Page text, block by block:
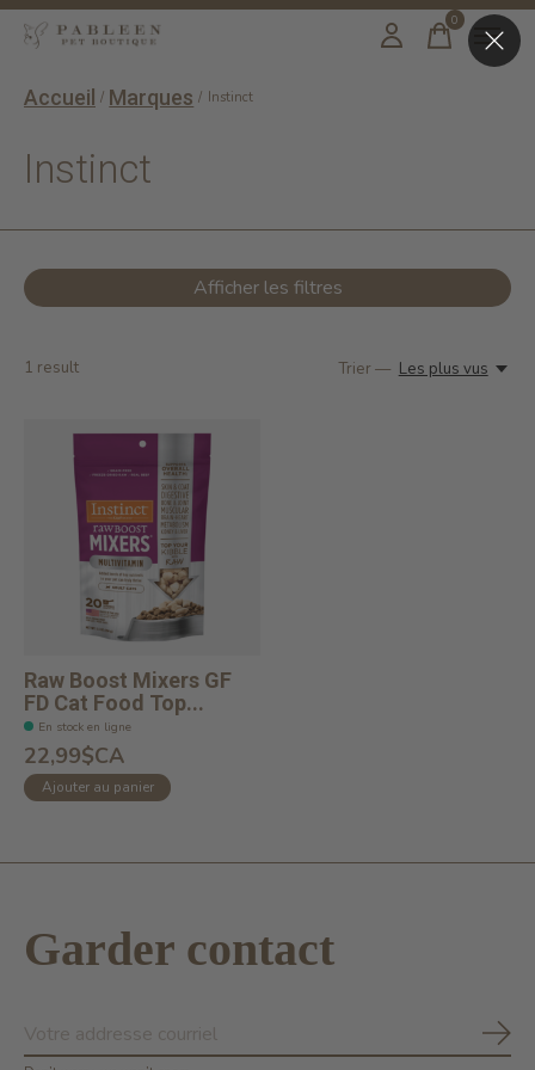
0items
Accueil / Marques / Instinct
Instinct
Afficher les filtres
1 result Trier — Les plus vus
Raw Boost Mixers GF
FD Cat Food Top...
En stock en ligne
22,99$CA
Ajouter au panier
Garder contact